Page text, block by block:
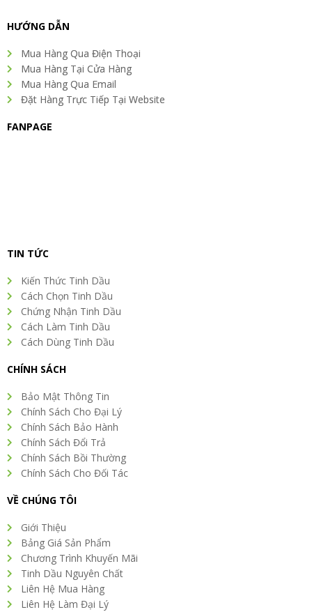
k
HƯỚNG DẪN
Mua Hàng Qua Điện Thoại
Mua Hàng Tại Cửa Hàng
Mua Hàng Qua Email
Đặt Hàng Trực Tiếp Tại Website
FANPAGE
TIN TỨC
Kiến Thức Tinh Dầu
Cách Chọn Tinh Dầu
Chứng Nhận Tinh Dầu
Cách Làm Tinh Dầu
Cách Dùng Tinh Dầu
CHÍNH SÁCH
Bảo Mật Thông Tin
Chính Sách Cho Đại Lý
Chính Sách Bảo Hành
Chính Sách Đổi Trả
Chính Sách Bồi Thường
Chính Sách Cho Đối Tác
VỀ CHÚNG TÔI
Giới Thiệu
Bảng Giá Sản Phẩm
Chương Trình Khuyến Mãi
Tinh Dầu Nguyên Chất
Liên Hệ Mua Hàng
Liên Hệ Làm Đại Lý